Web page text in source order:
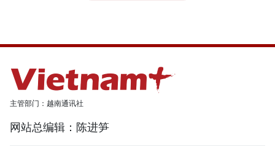
主管部门：越南通讯社
网站总编辑：陈进笋